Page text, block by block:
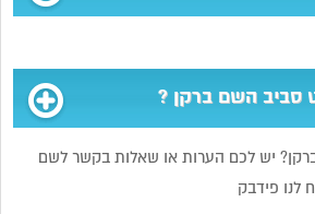
סביב השם ברקן ?
יש לכם הערות או שאלות בקשר לשם
לנו פידבק